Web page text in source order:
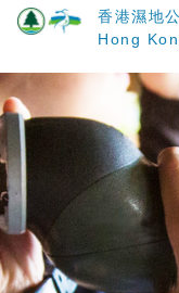
要
內
容
香港濕地
Hong